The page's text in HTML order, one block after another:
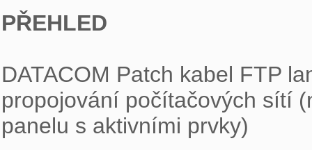
PŘEHLED
DATACOM Patch kabel FTP
propojování počítačových sítí
panelu s aktivními prvky)